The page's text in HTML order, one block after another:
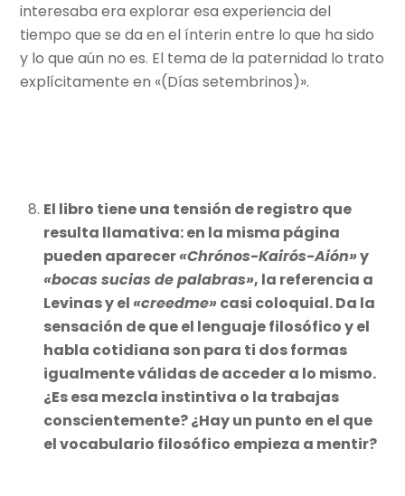
interesaba era explorar esa experiencia del
tiempo que se da en el ínterin entre lo que ha sido
y lo que aún no es. El tema de la paternidad lo trato
explícitamente en «(Días setembrinos)».
El libro tiene una tensión de registro que
resulta llamativa: en la misma página
pueden aparecer«Chrónos-Kairós-Aión»y
«bocas sucias de palabras», la referencia a
Levinas y el «creedme» casi coloquial. Da la
sensación de que el lenguaje filosófico y el
habla cotidiana son para ti dos formas
igualmente válidas de acceder a lo mismo.
¿Es esa mezcla instintiva o la trabajas
conscientemente? ¿Hay un punto en el que
el vocabulario filosófico empieza a mentir?